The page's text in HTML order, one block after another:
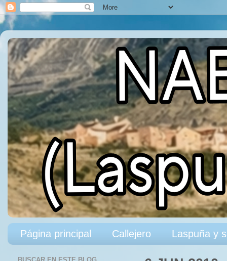
Página principal Callejero Laspuña y